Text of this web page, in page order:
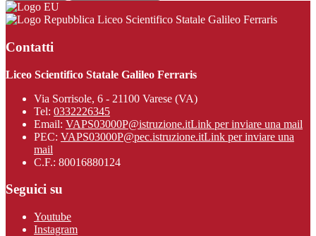
Liceo Scientifico Statale Galileo Ferraris
Contatti
Liceo Scientifico Statale Galileo Ferraris
Via Sorrisole, 6 - 21100 Varese (VA)
Tel: 0332226345
Email: VAPS03000P@istruzione.itLink per inviare una mail
PEC: VAPS03000P@pec.istruzione.itLink per inviare una
mail
C.F.: 80016880124
Seguici su
Youtube
Instagram